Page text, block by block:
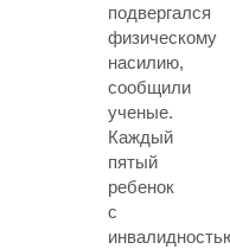
подвергался
физическому
насилию,
сообщили
ученые.
Каждый
пятый
ребенок
с